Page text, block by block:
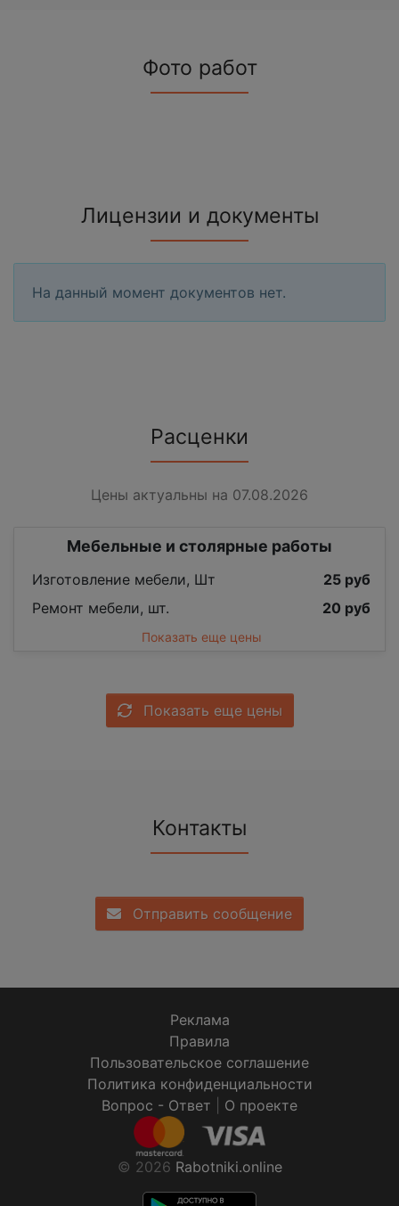
Фото работ
Лицензии и документы
На данный момент документов нет.
Расценки
Цены актуальны на 07.08.2026
Мебельные и столярные работы
Изготовление мебели, Шт
25 руб
Ремонт мебели, шт.
20 руб
Показать еще цены
Показать еще цены
Контакты
Отправить сообщение
Реклама
Правила
Пользовательское соглашение
Политика конфиденциальности
Вопрос - Ответ
О проекте
© 2026 Rabotniki.online